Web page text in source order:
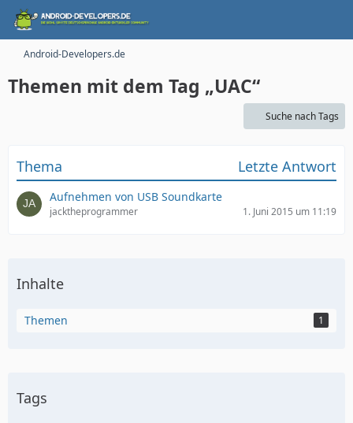
Android-Developers.de
Themen mit dem Tag „UAC“
Suche nach Tags
Thema Letzte Antwort
Aufnehmen von USB Soundkarte
jacktheprogrammer 1. Juni 2015 um 11:19
Inhalte
Themen 1
Tags